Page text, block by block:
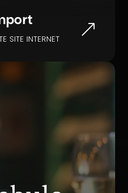
SITE INTERNET
&